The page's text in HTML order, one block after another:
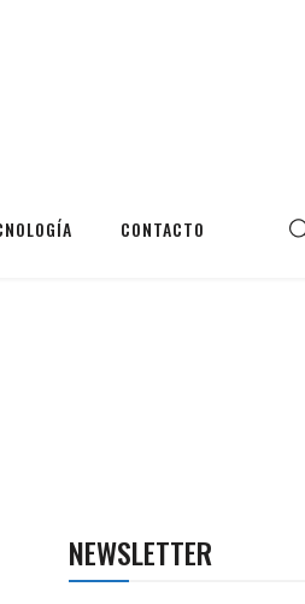
CONTACTO
NEWSLETTER